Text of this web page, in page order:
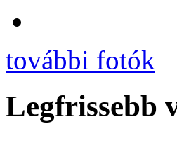
további fotók
Legfrissebb